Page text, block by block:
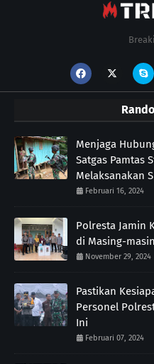
Menjaga
Satgas Pamtas
Melaksanakan
Februari 16, 2024
Polresta Jamin
di Masing-
November 29, 2024
Pastikan
Personel
Ini
Februari 07, 2024